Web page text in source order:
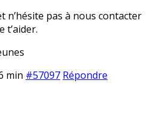
n’hésite pas à nous contacter
t’aider.
min #57097 Répondre